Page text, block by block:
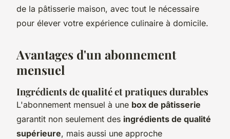
de la pâtisserie maison, avec tout le nécessaire
pour élever votre expérience culinaire à domicile.
Avantages d'un abonnement
mensuel
Ingrédients de qualité et pratiques durables
L'abonnement mensuel à une box de pâtisserie
garantit non seulement des ingrédients de qualité
supérieure, mais aussi une approche